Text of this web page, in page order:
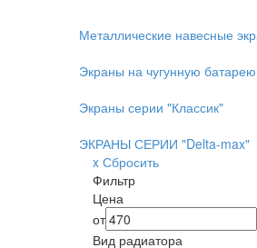
Металлические навесные
Экраны на чугунную батарею
Экраны серии "Классик"
ЭКРАНЫ СЕРИИ "Delta-max"
x Сбросить
Фильтр
Цена
от
Вид радиатора